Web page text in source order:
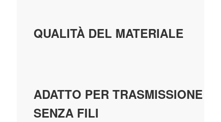
QUALITÀ DEL MATERIALE
ADATTO PER TRASMISSIONE
SENZA FILI